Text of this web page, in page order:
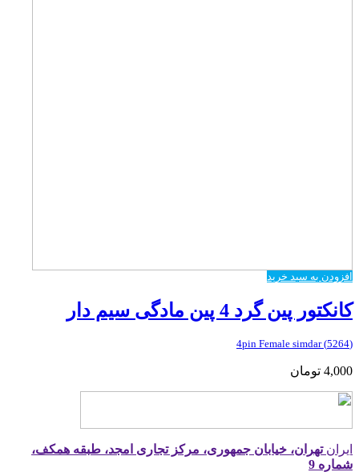
افزودن به سبد خرید
کانکتور پین گرد 4 پین مادگی سیم دار
(5264) 4pin Female simdar
4,000 تومان
ایرانتهران، خیابان جمهوری، مرکز تجاری امجد، طبقه همکف،
شماره 9